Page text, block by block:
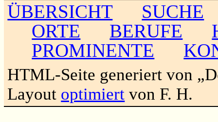
ÜBERSICHT
SUCHE
ORTE
BERUFE
PROMINENTE
HTML-Seite generiert von
Layout optimiert von F. H.